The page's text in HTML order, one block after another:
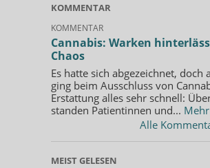
KOMMENTAR
KOMMENTAR
Cannabis: Warken
Chaos
Es hatte sich abgezeichnet, doch
ging beim Ausschluss von
Erstattung alles sehr schnell:
standen Patientinnen und... Mehr
Alle
MEIST GELESEN